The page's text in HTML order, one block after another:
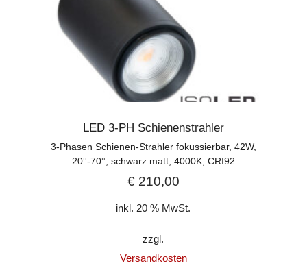
LED 3-PH Schienenstrahler
3-Phasen Schienen-Strahler fokussierbar, 42W,
20°-70°, schwarz matt, 4000K, CRI92
€210,00
inkl. 20 % MwSt.
zzgl.
Versandkosten